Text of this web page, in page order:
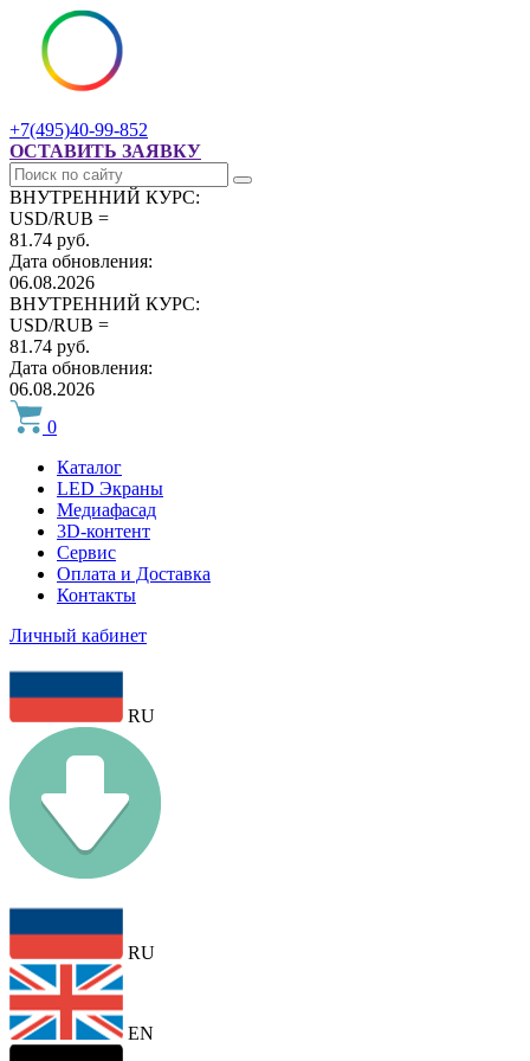
+7(495)40-99-852
ОСТАВИТЬ ЗАЯВКУ
ВНУТРЕННИЙ КУРС:
USD/RUB =
81.74 руб.
Дата обновления:
06.08.2026
ВНУТРЕННИЙ КУРС:
USD/RUB =
81.74 руб.
Дата обновления:
06.08.2026
0
Каталог
LED Экраны
Медиафасад
3D-контент
Сервис
Оплата и Доставка
Контакты
Личный кабинет
RU
RU
EN